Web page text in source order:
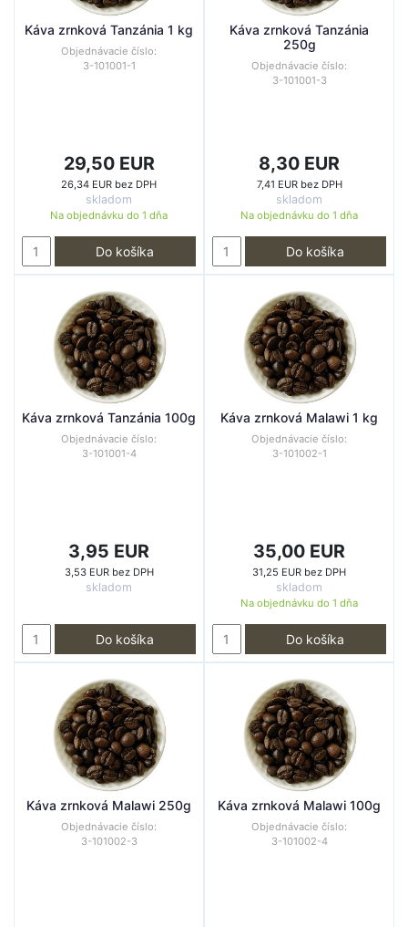
Káva zrnková Tanzánia 1 kg
Objednávacie číslo:
3-101001-1
29,50 EUR
26,34 EUR bez DPH
skladom
Na objednávku do 1 dňa
Do košíka
Káva zrnková Tanzánia
250g
Objednávacie číslo:
3-101001-3
8,30 EUR
7,41 EUR bez DPH
skladom
Na objednávku do 1 dňa
Do košíka
Káva zrnková Tanzánia 100g
Objednávacie číslo:
3-101001-4
3,95 EUR
3,53 EUR bez DPH
skladom
Do košíka
Káva zrnková Malawi 1 kg
Objednávacie číslo:
3-101002-1
35,00 EUR
31,25 EUR bez DPH
skladom
Na objednávku do 1 dňa
Do košíka
Káva zrnková Malawi 250g
Objednávacie číslo:
3-101002-3
Káva zrnková Malawi 100g
Objednávacie číslo:
3-101002-4